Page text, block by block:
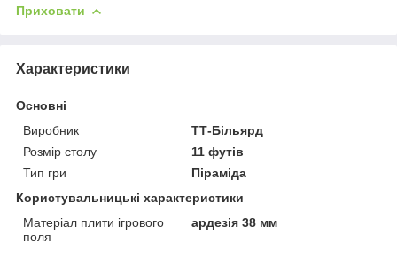
Приховати
Характеристики
Основні
Виробник
ТТ-Більярд
Розмір столу
11 футів
Тип гри
Піраміда
Користувальницькі характеристики
Матеріал плити ігрового
поля
ардезія 38 мм